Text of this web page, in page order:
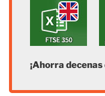
¡Ahorra